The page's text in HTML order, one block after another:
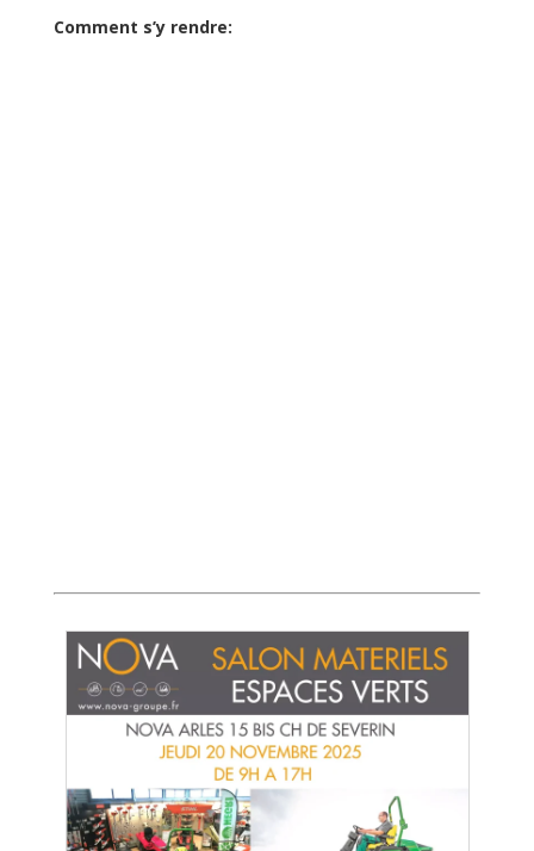
Comment s’y rendre: